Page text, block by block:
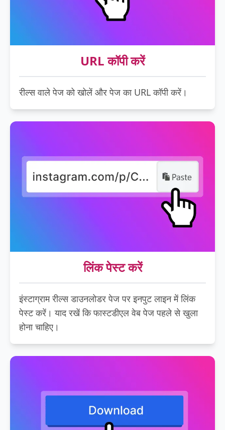
URL कॉपी करें
रील्स वाले पेज को खोलें और पेज का URL कॉपी करें।
लिंक पेस्ट करें
इंस्टाग्राम रील्स डाउनलोडर पेज पर इनपुट लाइन में लिंक
पेस्ट करें। याद रखें कि फास्टडीएल वेब पेज पहले से खुला
होना चाहिए।